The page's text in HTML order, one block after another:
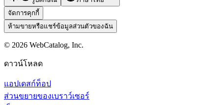
จัดการคุกกี้
ห้ามขายหรือแชร์ข้อมูลส่วนตัวของฉัน
© 2026 WebCatalog, Inc.
ดาวน์โหลด
แอปเดสก์ท็อป
ส่วนขยายของเบราว์เซอร์